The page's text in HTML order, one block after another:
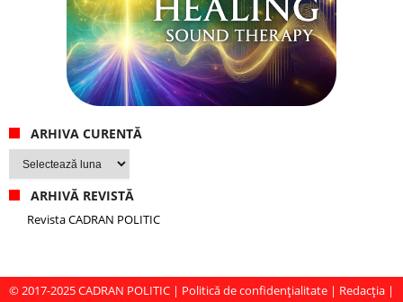
ARHIVA CURENTĂ
Arhiva
ARHIVĂ REVISTĂ
Revista CADRAN POLITIC
© 2017-2025CADRAN POLITIC | Politică de confidențialitate | Redacția |